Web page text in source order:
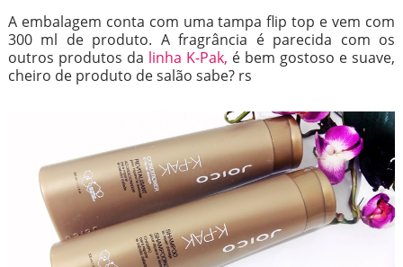
A embalagem conta com uma tampa flip top e vem com
300 ml de produto. A fragrância é parecida com os
outros produtos da linha K-Pak, é bem gostoso e suave,
cheiro de produto de salão sabe? rs